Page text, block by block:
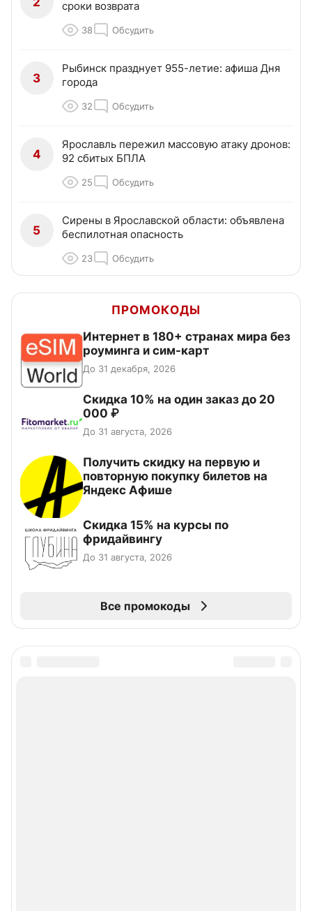
сроки возврата
38 Обсудить
3
Рыбинск празднует 955-летие: афиша Дня
города
32 Обсудить
4
Ярославль пережил массовую атаку дронов:
92 сбитых БПЛА
25 Обсудить
5
Сирены в Ярославской области: объявлена
беспилотная опасность
23 Обсудить
ПРОМОКОДЫ
Интернет в 180+ странах мира без
роуминга и сим-карт
До 31 декабря, 2026
Скидка 10% на один заказ до 20
000 ₽
До 31 августа, 2026
Получить скидку на первую и
повторную покупку билетов на
Яндекс Афише
Скидка 15% на курсы по
фридайвингу
До 31 августа, 2026
Все промокоды